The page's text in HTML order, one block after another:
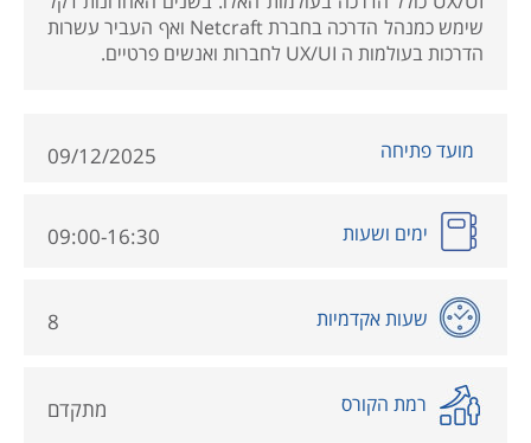
שימש כמנהל הדרכה בחברת Netcraft ואף העביר עשרות
הדרכות בעולמות ה UX/UI לחברות ואנשים פרטיים.
09/12/2025 מועד פתיחה
09:00-16:30 ימים ושעות
8 שעות אקדמיות
מתקדם רמת הקורס